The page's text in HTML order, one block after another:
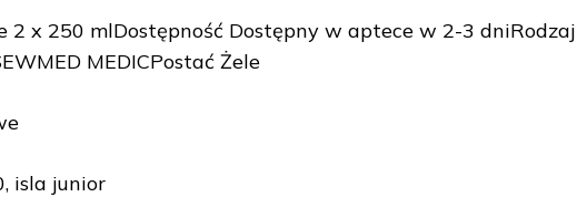
2 x 250 mlDostępność Dostępny w aptece w 2-3 dniRodzaj
MEDICPostać Żele
isla junior